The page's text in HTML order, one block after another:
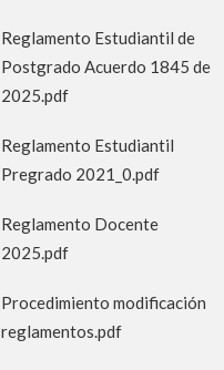
Reglamento Estudiantil de
Postgrado Acuerdo 1845 de
2025.pdf
Reglamento Estudiantil
Pregrado 2021_0.pdf
Reglamento Docente
2025.pdf
Procedimiento modificación
reglamentos.pdf